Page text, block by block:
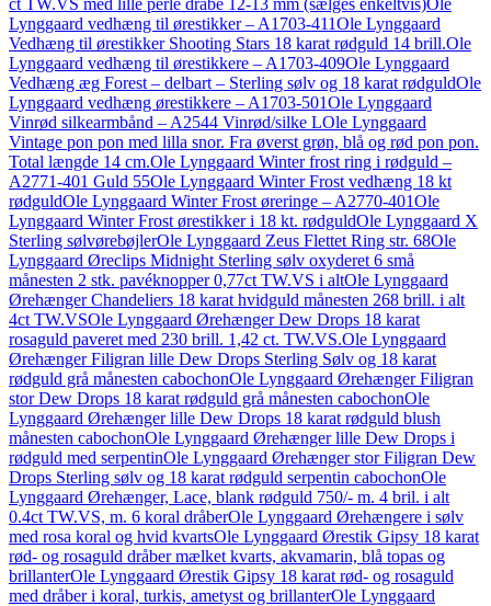
ct TW.VS med lille perle dråbe 12-13 mm (sælges enkeltvis)Ole
Lynggaard vedhæng til ørestikker – A1703-411Ole Lynggaard
Vedhæng til ørestikker Shooting Stars 18 karat rødguld 14 brill.Ole
Lynggaard vedhæng til ørestikkere – A1703-409Ole Lynggaard
Vedhæng æg Forest – delbart – Sterling sølv og 18 karat rødguldOle
Lynggaard vedhæng ørestikkere – A1703-501Ole Lynggaard
Vinrød silkearmbånd – A2544 Vinrød/silke LOle Lynggaard
Vintage pon pon med lilla snor. Fra øverst grøn, blå og rød pon pon.
Total længde 14 cm.Ole Lynggaard Winter frost ring i rødguld –
A2771-401 Guld 55Ole Lynggaard Winter Frost vedhæng 18 kt
rødguldOle Lynggaard Winter Frost øreringe – A2770-401Ole
Lynggaard Winter Frost ørestikker i 18 kt. rødguldOle Lynggaard X
Sterling sølvørebøjlerOle Lynggaard Zeus Flettet Ring str. 68Ole
Lynggaard Øreclips Midnight Sterling sølv oxyderet 6 små
månesten 2 stk. pavéknopper 0,77ct TW.VS i altOle Lynggaard
Ørehænger Chandeliers 18 karat hvidguld månesten 268 brill. i alt
4ct TW.VSOle Lynggaard Ørehænger Dew Drops 18 karat
rosaguld paveret med 230 brill. 1,42 ct. TW.VS.Ole Lynggaard
Ørehænger Filigran lille Dew Drops Sterling Sølv og 18 karat
rødguld grå månesten cabochonOle Lynggaard Ørehænger Filigran
stor Dew Drops 18 karat rødguld grå månesten cabochonOle
Lynggaard Ørehænger lille Dew Drops 18 karat rødguld blush
månesten cabochonOle Lynggaard Ørehænger lille Dew Drops i
rødguld med serpentinOle Lynggaard Ørehænger stor Filigran Dew
Drops Sterling sølv og 18 karat rødguld serpentin cabochonOle
Lynggaard Ørehænger, Lace, blank rødguld 750/- m. 4 bril. i alt
0.4ct TW.VS, m. 6 koral dråberOle Lynggaard Ørehængere i sølv
med rosa koral og hvid kvartsOle Lynggaard Ørestik Gipsy 18 karat
rød- og rosaguld dråber mælket kvarts, akvamarin, blå topas og
brillanterOle Lynggaard Ørestik Gipsy 18 karat rød- og rosaguld
med dråber i koral, turkis, ametyst og brillanterOle Lynggaard